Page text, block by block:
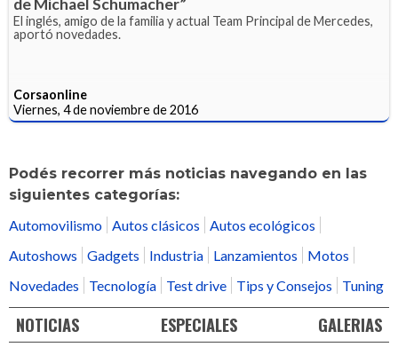
de Michael Schumacher”
El inglés, amigo de la familia y actual Team Principal de Mercedes,
aportó novedades.
Corsaonline
Viernes, 4 de noviembre de 2016
Podés recorrer más noticias navegando en las
siguientes categorías:
Automovilismo
Autos clásicos
Autos ecológicos
Autoshows
Gadgets Industria Lanzamientos
Motos
Novedades
Tecnología Test drive Tips y Consejos Tuning
NOTICIAS ESPECIALES GALERIAS